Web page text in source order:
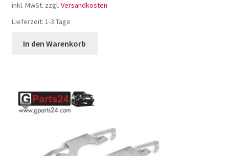
inkl. MwSt. zzgl. Versandkosten
Lieferzeit: 1-3 Tage
In den Warenkorb